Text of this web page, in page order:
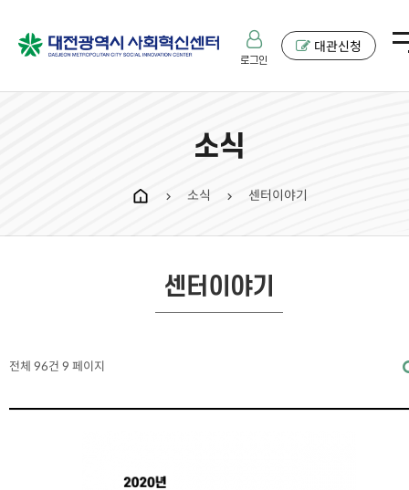
로그인
대관신청
소식
chevron_right 소식 chevron_right 센터이야기
센터이야기
전체 96건 9 페이지